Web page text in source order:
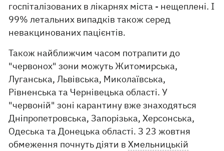
госпіталізованих в лікарнях міста - нещеплені. І
99% летальних випадків також серед
невакцинованих пацієнтів.
Також найближчим часом потрапити до
"червонох" зони можуть Житомирська,
Луганська, Львівська, Миколаївська,
Рівненська та Чернівецька області. У
"червоній" зоні карантину вже знаходяться
Дніпропетровська, Запорізька, Херсонська,
Одеська та Донецька області. З 23 жовтня
обмеження почнуть діяти вХмельницькій